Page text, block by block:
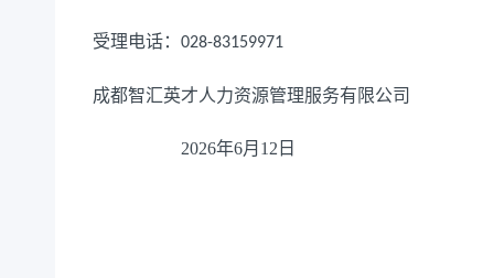
受理电话： 028-83159971
成都智汇英才人力资源管理服务有限公司
2026年6月 12 日